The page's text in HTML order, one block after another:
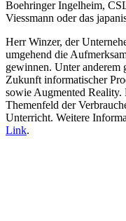
Boehringer Ingelheim,
Viessmann oder das
Herr Winzer, der
umgehend die
gewinnen. Unter anderem
Zukunft informatischer
sowie Augmented Reality.
Themenfeld der
Unterricht. Weitere
Link.